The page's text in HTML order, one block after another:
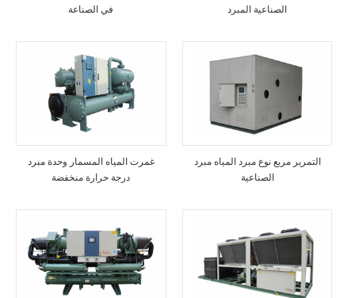
في الصناعة
الصناعية المبرد
غمرت المياه المسمار وحدة مبرد
درجة حرارة منخفضة
التمرير مربع نوع مبرد المياه مبرد
الصناعية